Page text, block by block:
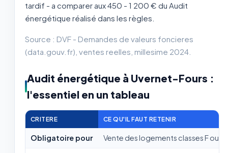
tardif - a comparer aux 450 - 1 200 € du Audit
énergétique réalisé dans les règles.
Source : DVF - Demandes de valeurs foncieres
(data.gouv.fr), ventes reelles, millesime 2024.
Audit énergétique à Uvernet-Fours :
l'essentiel en un tableau
CRITERE CE QU'IL FAUT RETENIR
Obligatoire pour Vente des logements classes F ou